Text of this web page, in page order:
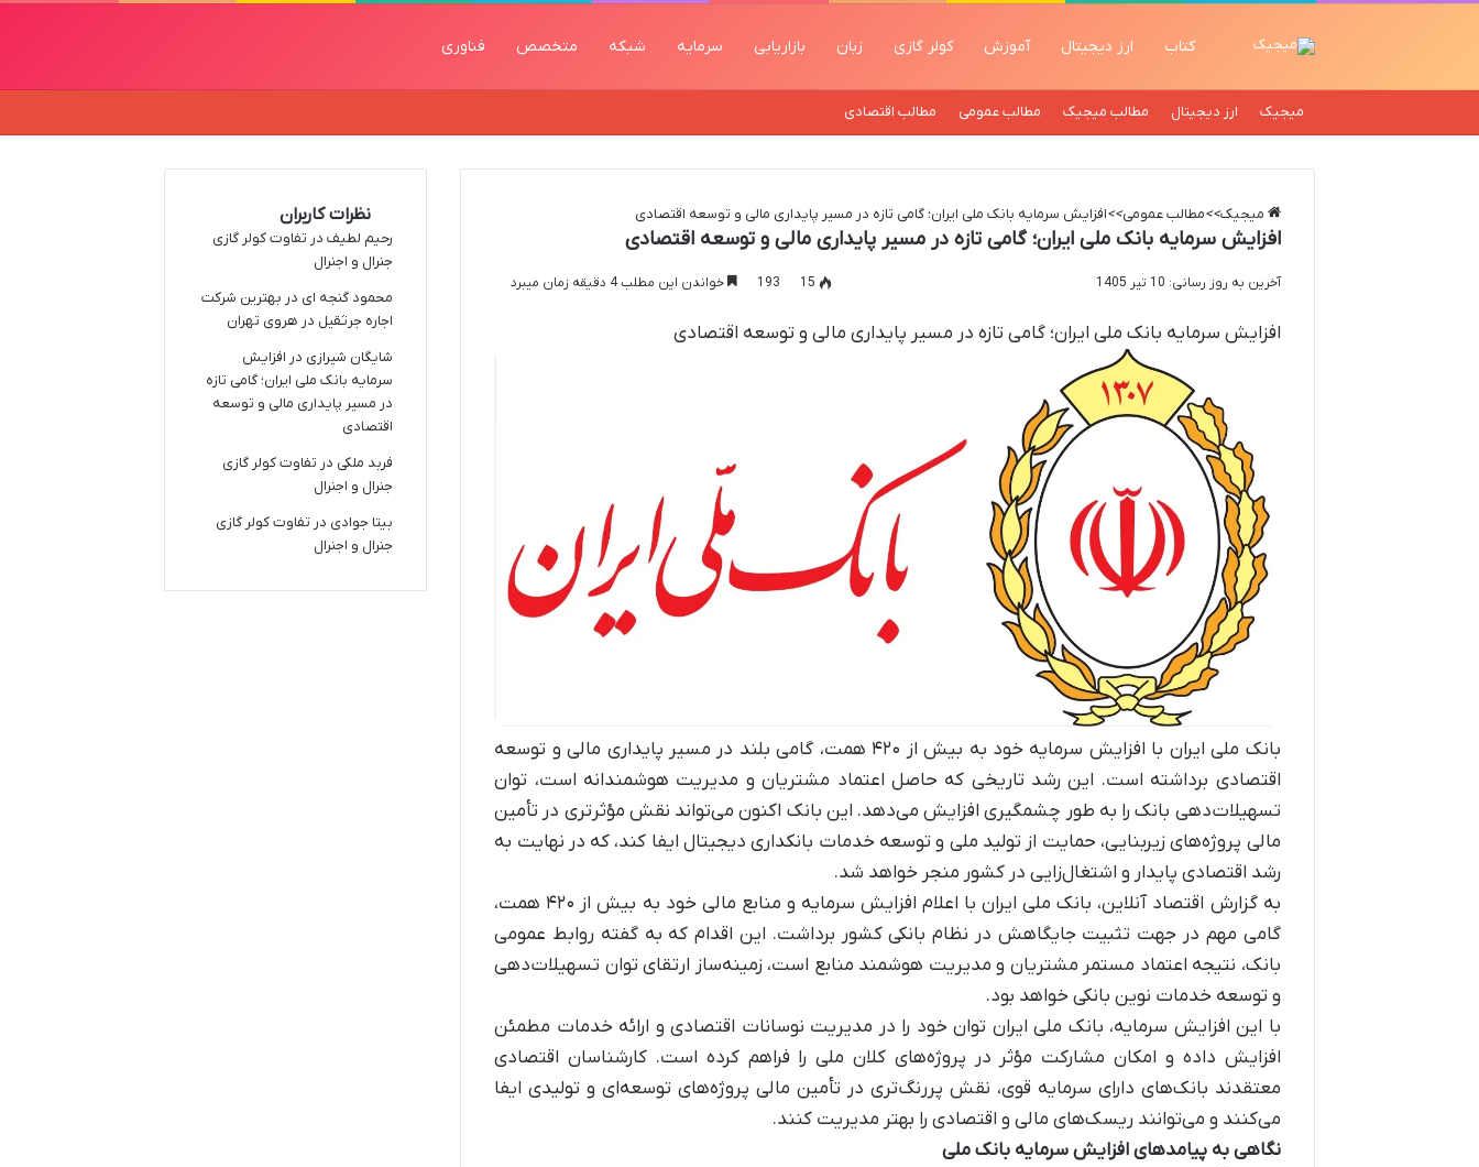
کتاب ارز دیجیتال آموزش کولر گازی زبان بازاریابی سرمایه شبکه متخصص فناوری
میجیک ارز دیجیتال مطالب میجیک مطالب عمومی مطالب اقتصادی
میجیک>>مطالب عمومی>>افزایش سرمایه بانک ملی ایران؛ گامی تازه در مسیر پایداری مالی و توسعه اقتصادی
افزایش سرمایه بانک ملی ایران؛ گامی تازه در مسیر پایداری مالی و توسعه اقتصادی
آخرین به روز رسانی: 10 تیر 1405 15 خواندن این مطلب 4 دقیقه زمان میبرد
افزایش سرمایه بانک ملی ایران؛ گامی تازه در مسیر پایداری مالی و توسعه اقتصادی
بانک ملی ایران با افزایش سرمایه خود به بیش از ۴۲۰ همت، گامی بلند در مسیر پایداری مالی و توسعه
اقتصادی برداشته است. این رشد تاریخی که حاصل اعتماد مشتریان و مدیریت هوشمندانه است، توان
تسهیلات‌دهی بانک را به طور چشمگیری افزایش می‌دهد. این بانک اکنون می‌تواند نقش مؤثرتری در تأمین
مالی پروژه‌های زیربنایی، حمایت از تولید ملی و توسعه خدمات بانکداری دیجیتال ایفا کند، که در نهایت به
رشد اقتصادی پایدار و اشتغال‌زایی در کشور منجر خواهد شد.
به گزارش اقتصاد آنلاین، بانک ملی ایران با اعلام افزایش سرمایه و منابع مالی خود به بیش از ۴۲۰ همت،
گامی مهم در جهت تثبیت جایگاهش در نظام بانکی کشور برداشت. این اقدام که به گفته روابط عمومی
بانک، نتیجه اعتماد مستمر مشتریان و مدیریت هوشمند منابع است، زمینه‌ساز ارتقای توان تسهیلات‌دهی
و توسعه خدمات نوین بانکی خواهد بود.
با این افزایش سرمایه، بانک ملی ایران توان خود را در مدیریت نوسانات اقتصادی و ارائه خدمات مطمئن
افزایش داده و امکان مشارکت مؤثر در پروژه‌های کلان ملی را فراهم کرده است. کارشناسان اقتصادی
معتقدند بانک‌های دارای سرمایه قوی، نقش پررنگ‌تری در تأمین مالی پروژه‌های توسعه‌ای و تولیدی ایفا
می‌کنند و می‌توانند ریسک‌های مالی و اقتصادی را بهتر مدیریت کنند.
نگاهی به پیامدهای افزایش سرمایه بانک ملی
نظرات کاربران
رحیم لطیفدر تفاوت کولر گازی
جنرال و اجنرال
محمود گنجه ای در بهترین شرکت
اجاره جرثقیل در هروی تهران
شایگان شیرازی در افزایش
سرمایه بانک ملی ایران؛ گامی تازه
در مسیر پایداری مالی و توسعه
اقتصادی
فربد ملکی در تفاوت کولر گازی
جنرال و اجنرال
بیتا جوادی در تفاوت کولر گازی
جنرال و اجنرال